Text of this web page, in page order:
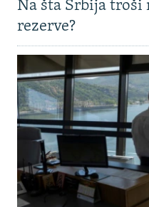
Na šta Srbija troši
rezerve?